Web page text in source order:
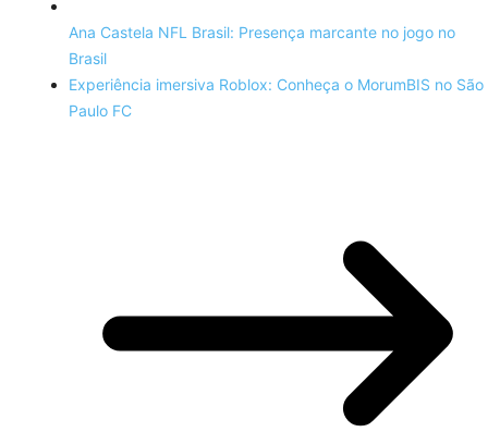
Ana Castela NFL Brasil: Presença marcante no jogo no
Brasil
Experiência imersiva Roblox: Conheça o MorumBIS no São
Paulo FC